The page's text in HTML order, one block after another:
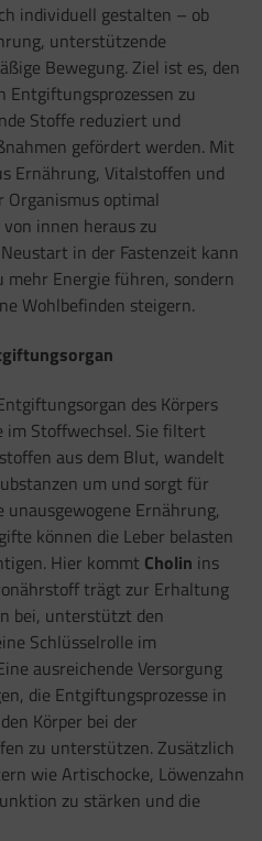
individuell gestalten – ob
unterstützende
Bewegung. Ziel ist es, den
Entgiftungsprozessen zu
Stoffe reduziert und
gefördert werden. Mit
Ernährung, Vitalstoffen und
Organismus optimal
innen heraus zu
in der Fastenzeit kann
Energie führen, sondern
Wohlbefinden steigern.
des Körpers
im Stoffwechsel. Sie filtert
aus dem Blut, wandelt
um und sorgt für
Ernährung,
können die Leber belasten
Hier kommt Cholin ins
trägt zur Erhaltung
bei, unterstützt den
Schlüsselrolle im
ausreichende Versorgung
die Entgiftungsprozesse in
Körper bei der
zu unterstützen. Zusätzlich
wie Artischocke, Löwenzahn
zu stärken und die